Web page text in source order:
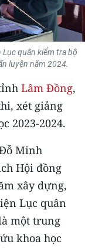
quân kiểm tra bộ
luyện năm 2024.
Lâm Đồng,
xét giảng
2023-2024.
Minh
Hội đồng
xây dựng,
Lục quân
một trung
khoa học